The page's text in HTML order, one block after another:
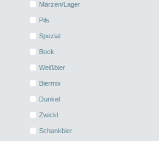
Märzen/Lager
Pils
Spezial
Bock
Weißbier
Biermix
Dunkel
Zwickl
Schankbier